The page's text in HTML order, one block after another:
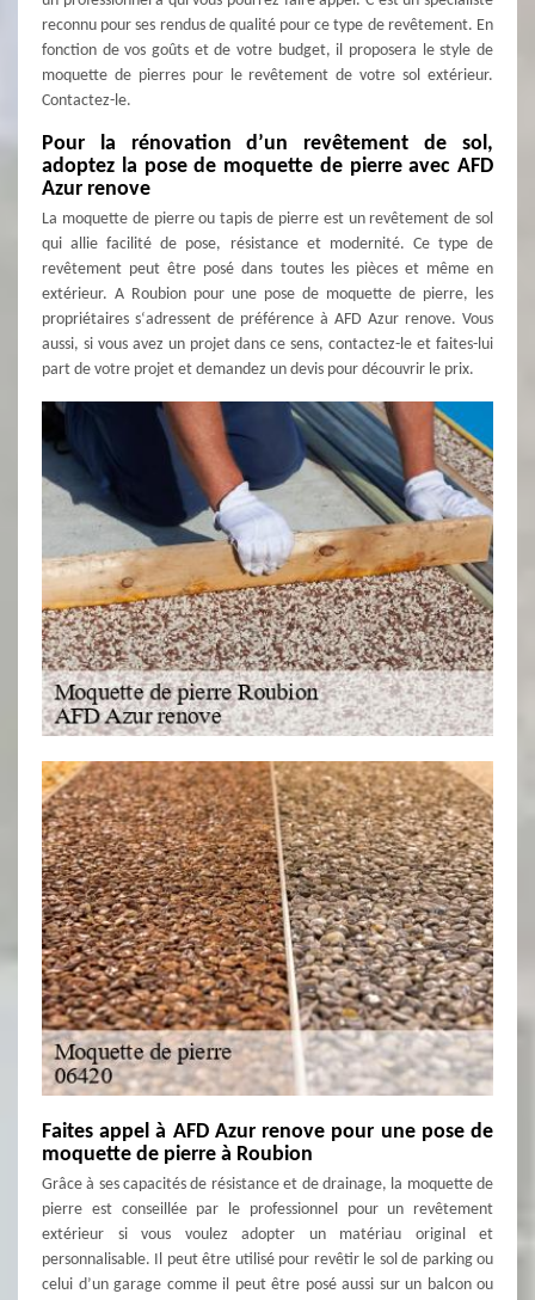
reconnu pour ses rendus de qualité pour ce type de revêtement. En
fonction de vos goûts et de votre budget, il proposera le style de
moquette de pierres pour le revêtement de votre sol extérieur.
Contactez-le.
Pour la rénovation d’un revêtement de sol,
adoptez la pose de moquette de pierre avec AFD
Azur renove
La moquette de pierre ou tapis de pierre est un revêtement de sol
qui allie facilité de pose, résistance et modernité. Ce type de
revêtement peut être posé dans toutes les pièces et même en
extérieur. A Roubion pour une pose de moquette de pierre, les
propriétaires s‘adressent de préférence à AFD Azur renove. Vous
aussi, si vous avez un projet dans ce sens, contactez-le et faites-lui
part de votre projet et demandez un devis pour découvrir le prix.
Faites appel à AFD Azur renove pour une pose de
moquette de pierre à Roubion
Grâce à ses capacités de résistance et de drainage, la moquette de
pierre est conseillée par le professionnel pour un revêtement
extérieur si vous voulez adopter un matériau original et
personnalisable. Il peut être utilisé pour revêtir le sol de parking ou
celui d’un garage comme il peut être posé aussi sur un balcon ou